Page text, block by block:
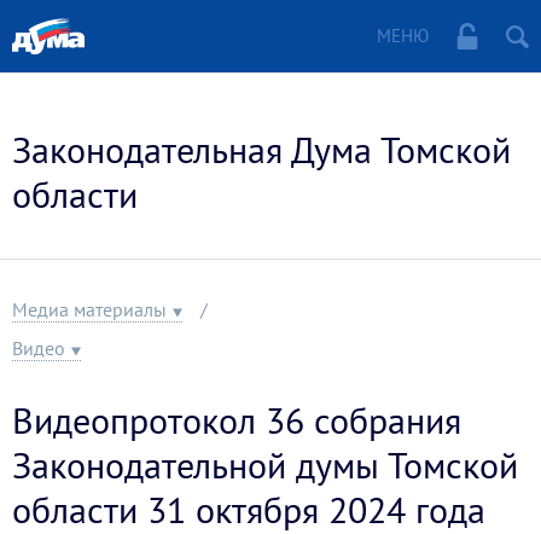
МЕНЮ
Законодательная Дума Томской
области
Медиа материалы
Видео
Видеопротокол 36 собрания
Законодательной думы Томской
области 31 октября 2024 года